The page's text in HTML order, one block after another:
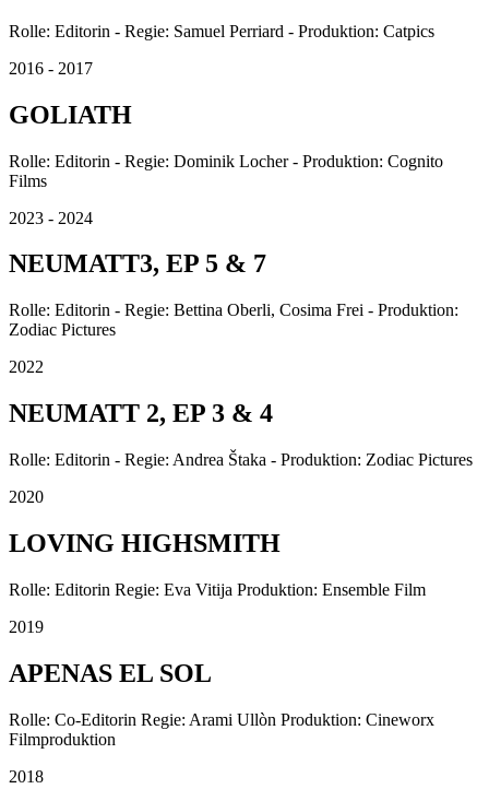
Rolle: Editorin - Regie: Samuel Perriard - Produktion: Catpics
2016 - 2017
GOLIATH
Rolle: Editorin - Regie: Dominik Locher - Produktion: Cognito
Films
2023 - 2024
NEUMATT3, EP 5 & 7
Rolle: Editorin - Regie: Bettina Oberli, Cosima Frei - Produktion:
Zodiac Pictures
2022
NEUMATT 2, EP 3 & 4
Rolle: Editorin - Regie: Andrea Štaka - Produktion: Zodiac Pictures
2020
LOVING HIGHSMITH
Rolle: Editorin Regie: Eva Vitija Produktion: Ensemble Film
2019
APENAS EL SOL
Rolle: Co-Editorin Regie: Arami Ullòn Produktion: Cineworx
Filmproduktion
2018